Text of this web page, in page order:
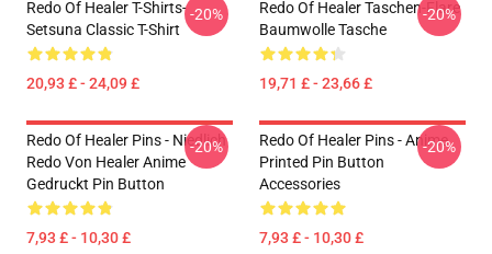
Redo Of Healer T-Shirts-
Setsuna Classic T-Shirt
20,93 £ - 24,09 £
-20%
Redo Of Healer Taschen-Flare
Baumwolle Tasche
19,71 £ - 23,66 £
-20%
Redo Of Healer Pins - Niedlich
Redo Von Healer Anime
Gedruckt Pin Button
7,93 £ - 10,30 £
-20%
Redo Of Healer Pins - Anime
Printed Pin Button
Accessories
7,93 £ - 10,30 £
-20%